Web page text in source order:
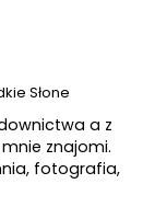
Słone
a z
znajomi.
fotografia,